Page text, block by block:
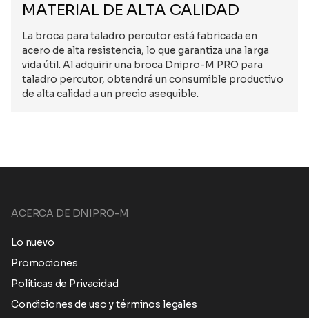
MATERIAL DE ALTA CALIDAD
La broca para taladro percutor está fabricada en
acero de alta resistencia, lo que garantiza una larga
vida útil. Al adquirir una broca Dnipro-M PRO para
taladro percutor, obtendrá un consumible productivo
de alta calidad a un precio asequible.
ACERCA DE DNIPRO-M
Lo nuevo
Promociones
Políticas de Privacidad
Condiciones de uso y términos legales